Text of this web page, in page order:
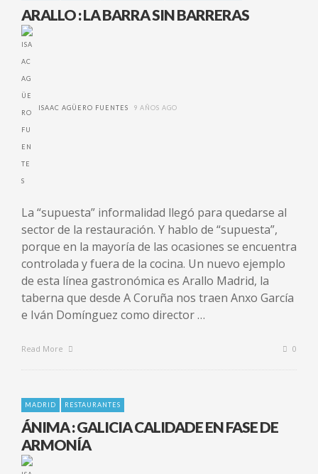
ARALLO : LA BARRA SIN BARRERAS
ISAAC AGÜERO FUENTES 9 AÑOS AGO
La “supuesta” informalidad llegó para quedarse al
sector de la restauración. Y hablo de “supuesta”,
porque en la mayoría de las ocasiones se encuentra
controlada y fuera de la cocina. Un nuevo ejemplo
de esta línea gastronómica es Arallo Madrid, la
taberna que desde A Coruña nos traen Anxo García
e Iván Domínguez como director …
Read More 0
MADRID RESTAURANTES
ÁNIMA : GALICIA CALIDADE EN FASE DE
ARMONÍA